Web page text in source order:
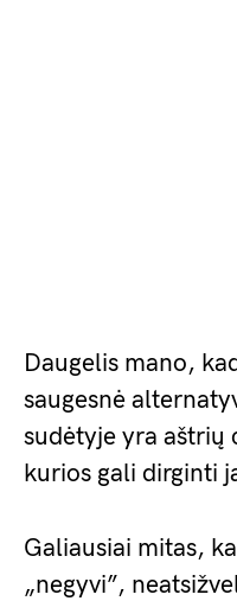
Daugelis mano,
saugesnė
sudėtyje yra aštrių
kurios gali dirginti
Galiausiai mitas,
„negyvi”,